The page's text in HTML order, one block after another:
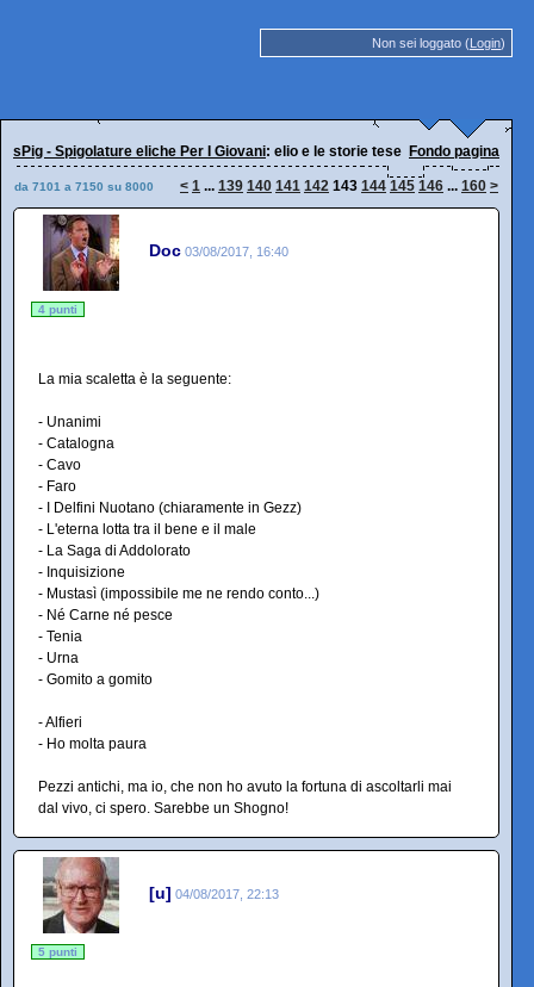
Non sei loggato (Login)
sPig - Spigolature eliche Per I Giovani: elio e le storie tese Fondo pagina
da 7101 a 7150 su 8000 < 1 ... 139 140 141 142 143 144 145 146 ... 160 >
Doc 03/08/2017, 16:40
4 punti
La mia scaletta è la seguente:
- Unanimi
- Catalogna
- Cavo
- Faro
- I Delfini Nuotano (chiaramente in Gezz)
- L'eterna lotta tra il bene e il male
- La Saga di Addolorato
- Inquisizione
- Mustasì (impossibile me ne rendo conto...)
- Né Carne né pesce
- Tenia
- Urna
- Gomito a gomito
- Alfieri
- Ho molta paura
Pezzi antichi, ma io, che non ho avuto la fortuna di ascoltarli mai
dal vivo, ci spero. Sarebbe un Shogno!
[u] 04/08/2017, 22:13
5 punti